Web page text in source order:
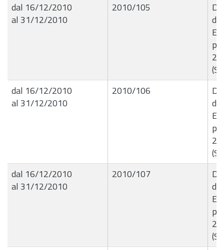
dal 16/12/2010
al 31/12/2010
2010/105
dal 16/12/2010
al 31/12/2010
2010/106
dal 16/12/2010
al 31/12/2010
2010/107